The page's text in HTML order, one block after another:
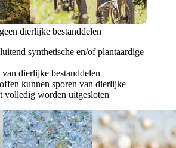
dierlijke bestanddelen
synthetische en/of plantaardige
dierlijke bestanddelen
kunnen sporen van dierlijke
volledig worden uitgesloten